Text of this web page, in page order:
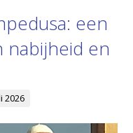
een
nabijheid en
2026